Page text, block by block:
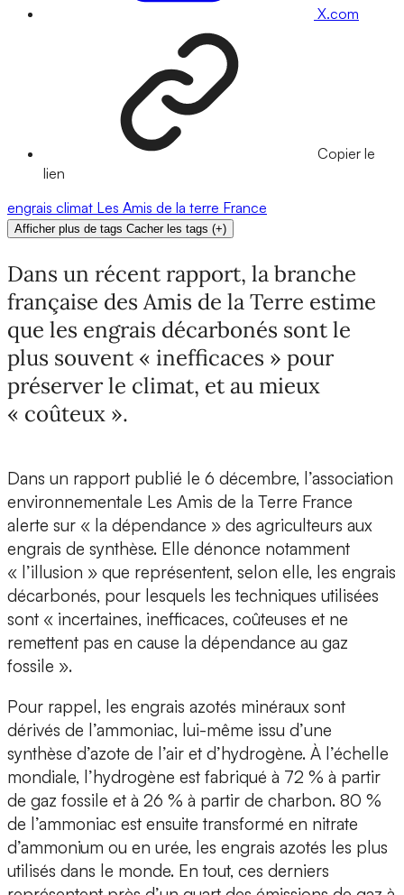
X.com
Copier le
lien
engrais climat Les Amis de la terre France
Afficher plus de tags Cacher les tags (+)
Dans un récent rapport, la branche
française des Amis de la Terre estime
que les engrais décarbonés sont le
plus souvent « inefficaces » pour
préserver le climat, et au mieux
« coûteux ».
Dans un rapport publié le 6 décembre, l’association
environnementale Les Amis de la Terre France
alerte sur « la dépendance » des agriculteurs aux
engrais de synthèse. Elle dénonce notamment
« l’illusion » que représentent, selon elle, les engrais
décarbonés, pour lesquels les techniques utilisées
sont « incertaines, inefficaces, coûteuses et ne
remettent pas en cause la dépendance au gaz
fossile ».
Pour rappel, les engrais azotés minéraux sont
dérivés de l’ammoniac, lui-même issu d’une
synthèse d’azote de l’air et d’hydrogène. À l’échelle
mondiale, l’hydrogène est fabriqué à 72 % à partir
de gaz fossile et à 26 % à partir de charbon. 80 %
de l’ammoniac est ensuite transformé en nitrate
d’ammonium ou en urée, les engrais azotés les plus
utilisés dans le monde. En tout, ces derniers